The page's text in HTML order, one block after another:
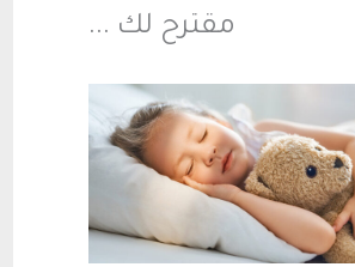
مقترح لك ...